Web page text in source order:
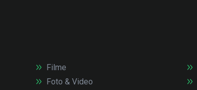
Filme
Foto & Video